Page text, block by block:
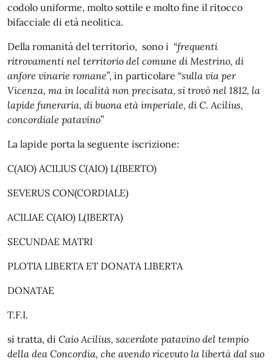
codolo uniforme, molto sottile e molto fine il ritocco
bifacciale di età neolitica.
Della romanità del territorio, sono i “frequenti
ritrovamenti nel territorio del comune di Mestrino, di
anfore vinarie romane”, in particolare “sulla via per
Vicenza, ma in località non precisata, si trovò nel 1812, la
lapide funeraria, di buona età imperiale, di C. Acilius,
concordiale patavino”
La lapide porta la seguente iscrizione:
C(AIO) ACILIUS C(AIO) L(IBERTO)
SEVERUS CON(CORDIALE)
ACILIAE C(AIO) L(IBERTA)
SECUNDAE MATRI
PLOTIA LIBERTA ET DONATA LIBERTA
DONATAE
T.F.I.
si tratta, di Caio Acilius, sacerdote patavino del tempio
della dea Concordia, che avendo ricevuto la libertà dal suo